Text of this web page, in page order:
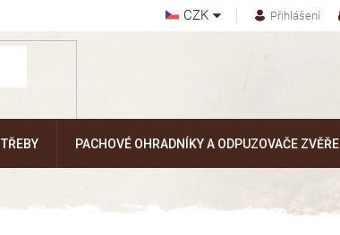
CZK Přihlášení
PACHOVÉ OHRADNÍKY A ODPUZOVAČE ZVĚŘE